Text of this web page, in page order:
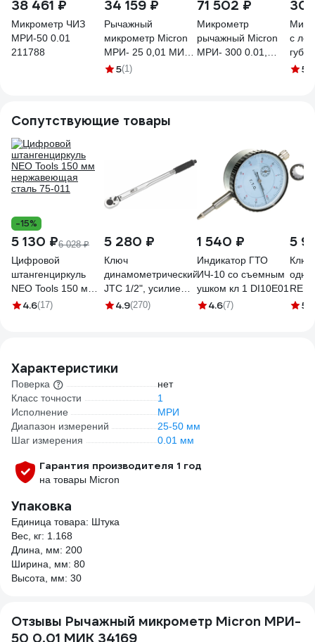
38 461 ₽
Микрометр ЧИЗ
МРИ-50 0.01
211788
34 159 ₽
Рычажный
микрометр Micron
МРИ- 25 0,01 МИК
34168
5(1)
71 502 ₽
Микрометр
рычажный Micron
МРИ- 300 0.01,
30
с
5
Сопутствующие товары
-15%
5 130 ₽6 028 ₽
Цифровой
штангенциркуль
NEO Tools 150 мм
нержавеющая
4.6(17)
5 280 ₽
Ключ
динамометрический
JTC 1/2", усилие
затяжки 28-210 Нм,
4.9(270)
1 540 ₽
Индикатор ГТО
ИЧ-10 со съемным
ушком кл 1 DI10E01
4.6(7)
5
Ключ
5
Характеристики
Поверка
нет
Класс точности
1
Исполнение
МРИ
Диапазон измерений
25-50 мм
Шаг измерения
0.01 мм
Гарантия производителя 1 год
на товары Micron
Упаковка
Единица товара: Штука
Вес, кг: 1.168
Длина, мм: 200
Ширина, мм: 80
Высота, мм: 30
Отзывы Рычажный микрометр Micron МРИ-
50 0,01 МИК 34169